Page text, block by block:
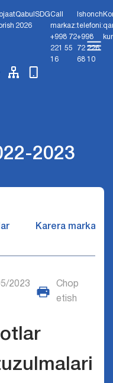
Qabul
2026
SDGCall
markaz:
+998 72
221 55
16
Ishonch
telefoni:
+998
72 226
68 10
2023
Karera markazi
2023
Chop
etish